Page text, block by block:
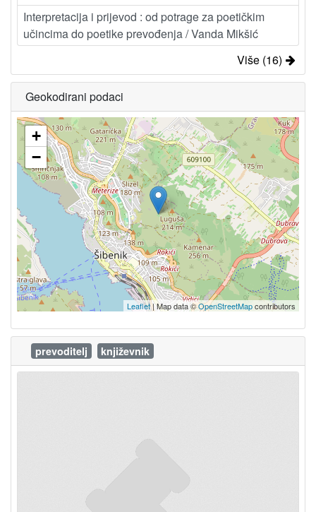
Interpretacija i prijevod : od potrage za poetičkim
učincima do poetike prevođenja / Vanda Mikšić
Više (16)
Geokodirani podaci
+
−
Leaflet| Map data ©OpenStreetMapcontributors
prevoditelj književnik